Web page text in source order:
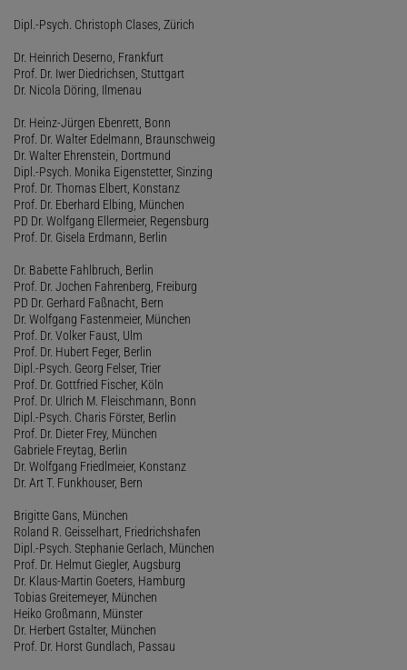
Dipl.-Psych. Christoph Clases, Zürich
Dr. Heinrich Deserno, Frankfurt
Prof. Dr. Iwer Diedrichsen, Stuttgart
Dr. Nicola Döring, Ilmenau
Dr. Heinz-Jürgen Ebenrett, Bonn
Prof. Dr. Walter Edelmann, Braunschweig
Dr. Walter Ehrenstein, Dortmund
Dipl.-Psych. Monika Eigenstetter, Sinzing
Prof. Dr. Thomas Elbert, Konstanz
Prof. Dr. Eberhard Elbing, München
PD Dr. Wolfgang Ellermeier, Regensburg
Prof. Dr. Gisela Erdmann, Berlin
Dr. Babette Fahlbruch, Berlin
Prof. Dr. Jochen Fahrenberg, Freiburg
PD Dr. Gerhard Faßnacht, Bern
Dr. Wolfgang Fastenmeier, München
Prof. Dr. Volker Faust, Ulm
Prof. Dr. Hubert Feger, Berlin
Dipl.-Psych. Georg Felser, Trier
Prof. Dr. Gottfried Fischer, Köln
Prof. Dr. Ulrich M. Fleischmann, Bonn
Dipl.-Psych. Charis Förster, Berlin
Prof. Dr. Dieter Frey, München
Gabriele Freytag, Berlin
Dr. Wolfgang Friedlmeier, Konstanz
Dr. Art T. Funkhouser, Bern
Brigitte Gans, München
Roland R. Geisselhart, Friedrichshafen
Dipl.-Psych. Stephanie Gerlach, München
Prof. Dr. Helmut Giegler, Augsburg
Dr. Klaus-Martin Goeters, Hamburg
Tobias Greitemeyer, München
Heiko Großmann, Münster
Dr. Herbert Gstalter, München
Prof. Dr. Horst Gundlach, Passau